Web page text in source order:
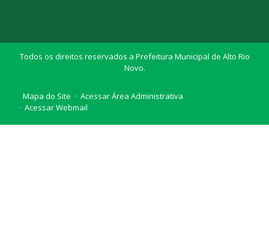
Todos os direitos reservados a Prefeitura Municipal de Alto Rio
Novo.
Mapa do Site
Acessar Área Administrativa
Acessar Webmail